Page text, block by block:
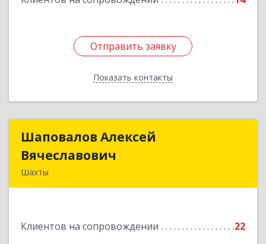
Отправить заявку
Показать контакты
Отправить заявку
Назад
Шаповалов Алексей
Вячеславович
Шахты
Клиентов на сопровождении 22
Шаповалов Алексей